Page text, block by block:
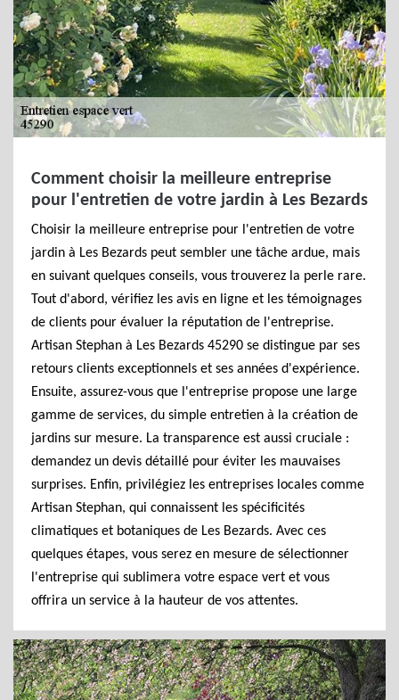
Comment choisir la meilleure entreprise
pour l'entretien de votre jardin à Les Bezards
Choisir la meilleure entreprise pour l'entretien de votre
jardin à Les Bezards peut sembler une tâche ardue, mais
en suivant quelques conseils, vous trouverez la perle rare.
Tout d'abord, vérifiez les avis en ligne et les témoignages
de clients pour évaluer la réputation de l'entreprise.
Artisan Stephan à Les Bezards 45290 se distingue par ses
retours clients exceptionnels et ses années d'expérience.
Ensuite, assurez-vous que l'entreprise propose une large
gamme de services, du simple entretien à la création de
jardins sur mesure. La transparence est aussi cruciale :
demandez un devis détaillé pour éviter les mauvaises
surprises. Enfin, privilégiez les entreprises locales comme
Artisan Stephan, qui connaissent les spécificités
climatiques et botaniques de Les Bezards. Avec ces
quelques étapes, vous serez en mesure de sélectionner
l'entreprise qui sublimera votre espace vert et vous
offrira un service à la hauteur de vos attentes.